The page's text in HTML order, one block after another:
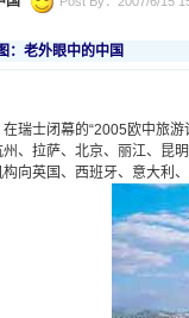
：老外眼中的中国
士闭幕的“2005欧中旅游
州、拉萨、北京、丽江、昆
构向英国、西班牙、意大利